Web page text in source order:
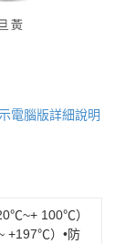
電腦版詳細說明
100℃）
+197℃）•防